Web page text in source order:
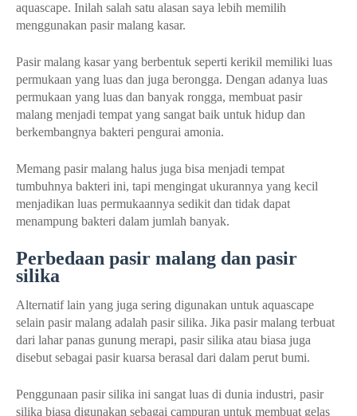
aquascape. Inilah salah satu alasan saya lebih memilih
menggunakan pasir malang kasar.
Pasir malang kasar yang berbentuk seperti kerikil memiliki luas
permukaan yang luas dan juga berongga. Dengan adanya luas
permukaan yang luas dan banyak rongga, membuat pasir
malang menjadi tempat yang sangat baik untuk hidup dan
berkembangnya bakteri pengurai amonia.
Memang pasir malang halus juga bisa menjadi tempat
tumbuhnya bakteri ini, tapi mengingat ukurannya yang kecil
menjadikan luas permukaannya sedikit dan tidak dapat
menampung bakteri dalam jumlah banyak.
Perbedaan pasir malang dan pasir
silika
Alternatif lain yang juga sering digunakan untuk aquascape
selain pasir malang adalah pasir silika. Jika pasir malang terbuat
dari lahar panas gunung merapi, pasir silika atau biasa juga
disebut sebagai pasir kuarsa berasal dari dalam perut bumi.
Penggunaan pasir silika ini sangat luas di dunia industri, pasir
silika biasa digunakan sebagai campuran untuk membuat gelas